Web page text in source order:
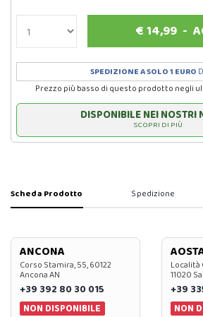
€14,99-
SPEDIZIONE A SOLO 1 EURO
Prezzo più basso di questo prodotto negli
DISPONIBILE NEI NOSTRI
SCOPRI DI PIÙ
Scheda Prodotto Spedizione
ANCONA
Corso Stamira, 55, 60122
Ancona AN
+39 392 80 30 015
NON DISPONIBILE
Località
11020
+39
NON